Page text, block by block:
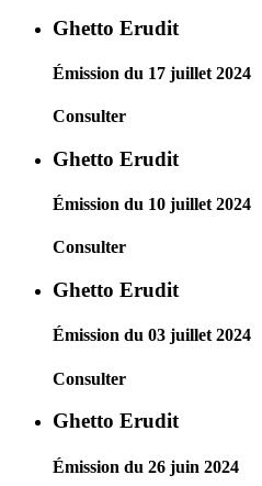
Ghetto Erudit
Émission du 17 juillet 2024
Consulter
Ghetto Erudit
Émission du 10 juillet 2024
Consulter
Ghetto Erudit
Émission du 03 juillet 2024
Consulter
Ghetto Erudit
Émission du 26 juin 2024